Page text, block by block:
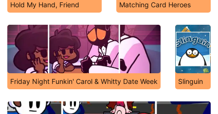
Hold My Hand, Friend Matching Card Heroes
Friday Night Funkin' Carol & Whitty Date Week Slinguin